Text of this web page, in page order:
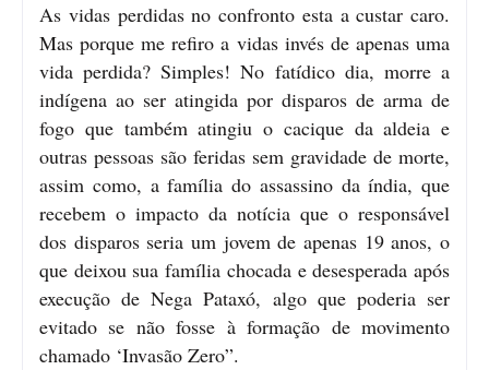
As vidas perdidas no confronto esta a custar caro.
Mas porque me refiro a vidas invés de apenas uma
vida perdida? Simples! No fatídico dia, morre a
indígena ao ser atingida por disparos de arma de
fogo que também atingiu o cacique da aldeia e
outras pessoas são feridas sem gravidade de morte,
assim como, a família do assassino da índia, que
recebem o impacto da notícia que o responsável
dos disparos seria um jovem de apenas 19 anos, o
que deixou sua família chocada e desesperada após
execução de Nega Pataxó, algo que poderia ser
evitado se não fosse à formação de movimento
chamado ‘Invasão Zero”.